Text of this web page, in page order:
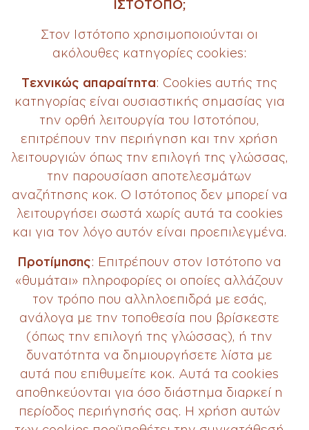
ΙΣΤΟΤΟΠΟ;
Στον Ιστότοπο χρησιμοποιούνται οι
ακόλουθες κατηγορίες cookies:
Τεχνικώς απαραίτητα: Cookies αυτής της
κατηγορίας είναι ουσιαστικής σημασίας για
την ορθή λειτουργία του Ιστοτόπου,
επιτρέπουν την περιήγηση και την χρήση
λειτουργιών όπως την επιλογή της γλώσσας,
την παρουσίαση αποτελεσμάτων
αναζήτησης κοκ. Ο Ιστότοπος δεν μπορεί να
λειτουργήσει σωστά χωρίς αυτά τα cookies
και για τον λόγο αυτόν είναι προεπιλεγμένα.
Προτίμησης: Επιτρέπουν στον Ιστότοπο να
«θυμάται» πληροφορίες οι οποίες αλλάζουν
τον τρόπο που αλληλοεπιδρά με εσάς,
ανάλογα με την τοποθεσία που βρίσκεστε
(όπως την επιλογή της γλώσσας), ή την
δυνατότητα να δημιουργήσετε λίστα με
αυτά που επιθυμείτε κοκ. Αυτά τα cookies
αποθηκεύονται για όσο διάστημα διαρκεί η
περίοδος περιήγησής σας. Η χρήση αυτών